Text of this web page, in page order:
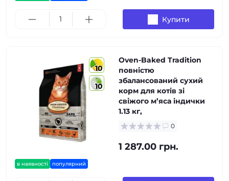
Купити
10
10
в наявності популярний
Oven-Baked Tradition
повністю
збалансований сухий
корм для котів зі
свіжого м’яса індички
1.13 кг,
0
1 287.00 грн.